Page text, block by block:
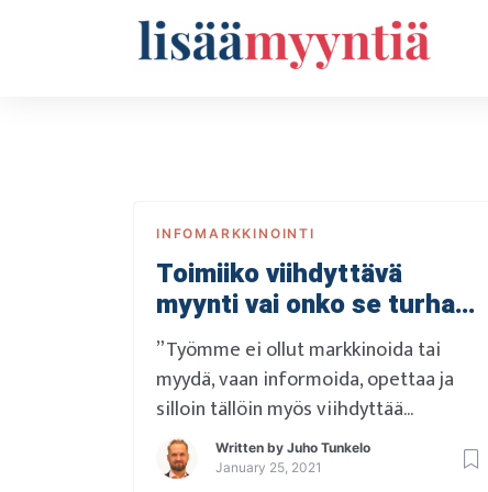
INFOMARKKINOINTI
Toimiiko viihdyttävä
myynti vai onko se turhaa
pelleilyä?
”Työmme ei ollut markkinoida tai
myydä, vaan informoida, opettaa ja
silloin tällöin myös viihdyttää
asiakkaita. Jos joku toimintamme alkoi
haista markkinoinnille, silloin olimme
Written by Juho Tunkelo
January 25, 2021